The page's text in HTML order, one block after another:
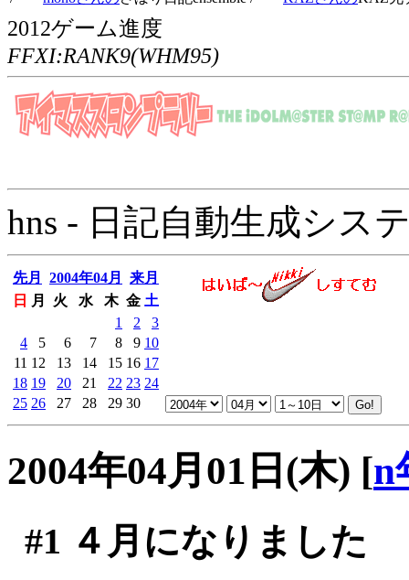
2012ゲーム進度
FFXI:RANK9(WHM95)
hns - 日記自動生成シス
先月 2004年04月
来月
日
月 火 水 木 金 土
1
2
3
4
5 6 7 8 9 10
11 12 13 14 15 16 17
18 19 20 21 22 23 24
25 26 27 28 29 30
2004年04月01日(木) [n
#1 ４月になりました